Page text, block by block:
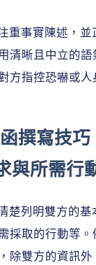
重事實陳述，並
清晰且中立的
方指控恐嚇或人
撰寫技
與所需行
楚列明雙方的基
採取的行動等
除雙方的資訊